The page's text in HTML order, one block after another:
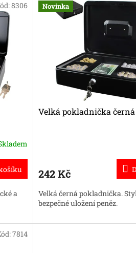
a
8306 Novinka
Velká pokladnička černá
242 Kč
Velká černá pokladnička.
bezpečné uložení peněz.
7814